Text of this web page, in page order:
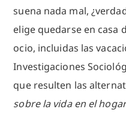
suena nada mal,
elige quedarse en casa
ocio, incluidas las
Investigaciones
que resulten las
sobre la vida en el